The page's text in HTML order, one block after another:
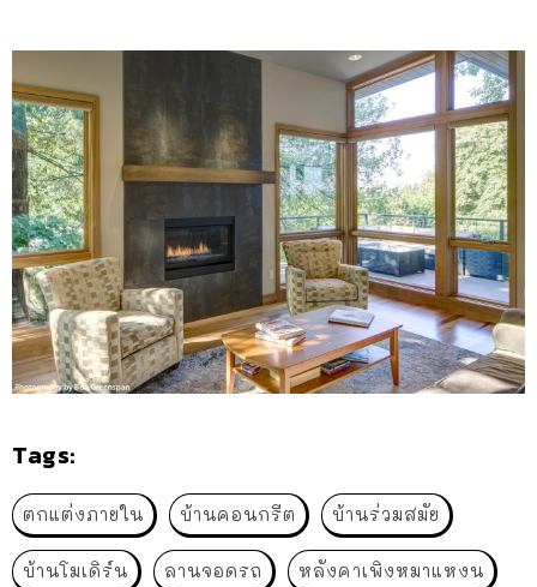
Tags:
ตกแต่งภายใน บ้านคอนกรีต บ้านร่วมสมัย
บ้านโมเดิร์น ลานจอดรถ หลังคาเพิงหมาแหงน